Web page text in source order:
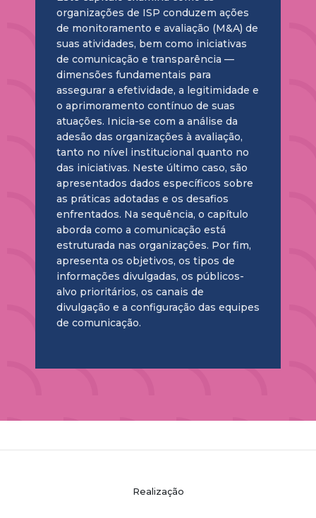
organizações de ISP conduzem ações
de monitoramento e avaliação (M&A) de
suas atividades, bem como iniciativas
de comunicação e transparência —
dimensões fundamentais para
assegurar a efetividade, a legitimidade e
o aprimoramento contínuo de suas
atuações. Inicia-se com a análise da
adesão das organizações à avaliação,
tanto no nível institucional quanto no
das iniciativas. Neste último caso, são
apresentados dados específicos sobre
as práticas adotadas e os desafios
enfrentados. Na sequência, o capítulo
aborda como a comunicação está
estruturada nas organizações. Por fim,
apresenta os objetivos, os tipos de
informações divulgadas, os públicos-
alvo prioritários, os canais de
divulgação e a configuração das equipes
de comunicação.
Realização